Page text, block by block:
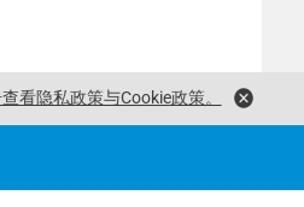
看隐私政策与Cookie政策。